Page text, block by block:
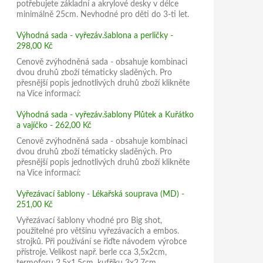
potřebujete základní a akrylové desky v délce
minimálně 25cm. Nevhodné pro děti do 3-ti let.
Výhodná sada - vyřezáv.šablona a perličky -
298,00 Kč
Cenově zvýhodněná sada - obsahuje kombinaci
dvou druhů zboží tématicky sladěných. Pro
přesnější popis jednotlivých druhů zboží klikněte
na Více informací:
Výhodná sada - vyřezáv.šablony Plůtek a Kuřátko
a vajíčko - 262,00 Kč
Cenově zvýhodněná sada - obsahuje kombinaci
dvou druhů zboží tématicky sladěných. Pro
přesnější popis jednotlivých druhů zboží klikněte
na Více informací:
Vyřezávací šablony - Lékařská souprava (MD) -
251,00 Kč
Vyřezávací šablony vhodné pro Big shot,
použitelné pro většinu vyřezávacích a embos.
strojků. Při používání se řiďte návodem výrobce
přístroje. Velikost např. berle cca 3,5x2cm,